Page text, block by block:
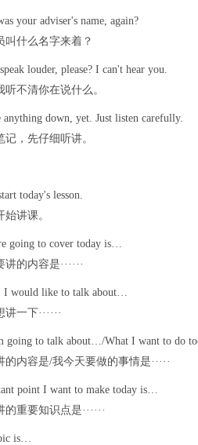
your adviser's name, again?
叫什么名字来着？
louder, please? I can't hear you.
听不清你在说什么。
down, yet. Just listen carefully.
记， 先仔细听讲。
today's lesson.
讲课。
going to cover today is…
的内容是······
I would like to talk about…
一下······
going to talk about…/What I want to do
的内容是/我今天要做的事情是·····
point I want to make today is…
重要知识点是······
is…